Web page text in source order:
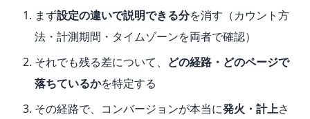
まず設定の違いで説明できる分を消す（カウント方
法・計測期間・タイムゾーンを両者で確認）
それでも残る差について、 どの経路・どのページで
落ちているかを特定する
その経路で、コンバージョンが本当に発火・計上さ